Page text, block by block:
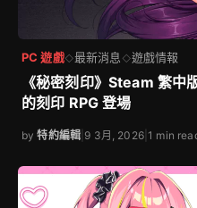
PC 遊戲◇最新消息 ◇遊戲情報
《秘密刻印》Steam 繁中
的刻印 RPG 登場
by特約編輯 9 3月, 2026|1 min